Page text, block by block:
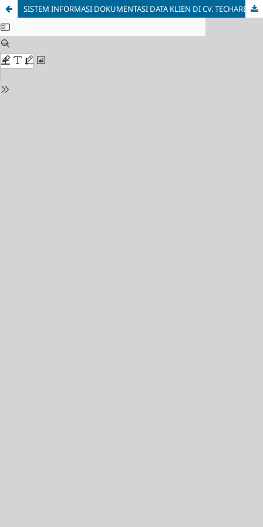
SISTEM INFORMASI DOKUMENTASI DATA KLIEN DI CV. TECHAREA INDONESIA JAYA BERBASIS WEB